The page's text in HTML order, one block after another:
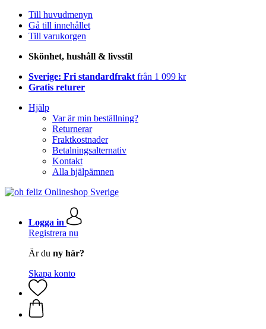
Till huvudmenyn
Gå till innehållet
Till varukorgen
Skönhet, hushåll & livsstil
Sverige: Fri standardfrakt från 1 099 kr
Gratis returer
Hjälp
Var är min beställning?
Returnerar
Fraktkostnader
Betalningsalternativ
Kontakt
Alla hjälpämnen
Logga in
Registrera nu
Är du ny här?
Skapa konto